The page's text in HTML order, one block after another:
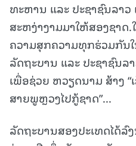
ທະຫານ ແລະ ປະຊາຊົນລາວ
ສະຫງ່າງາມມາໃຫ້ສອງຊາດ.
ຄວາມສຸກຄວາມທຸກຮ່ວມກັນ
ລັດຖະບານ ແລະ ປະຊາຊົນ
ເພື່ອຊ່ວຍ ຫວຽດນາມ ສ້າງ “
ສາຍພູຫຼວງໄປກູ້ຊາດ”...
ລັດຖະບານສອງປະເທດໄດ້ລົ